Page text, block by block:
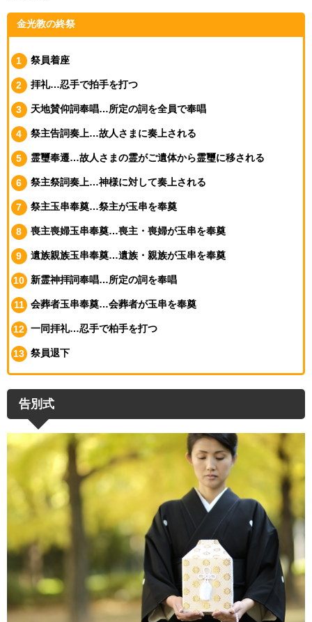
金光教の終祭
祭員着座
拝礼…忍手で拍手を打つ
天地賛仰詞奉唱…所定の詞を全員で奉唱
祭主告詞奏上…故人さまに奏上される
霊璽奉遷…故人さまの霊がご遺体から霊璽に移される
祭主祭詞奏上…神様に対して奏上される
祭主玉串奉奠…祭主が玉串を奉奠
喪主喪婦玉串奉奠…喪主・喪婦が玉串を奉奠
遺族親族玉串奉奠…遺族・親族が玉串を奉奠
新霊神拝詞奉唱…所定の詞を奉唱
会葬者玉串奉奠…会葬者が玉串を奉奠
一同拝礼…忍手で柏手を打つ
祭員退下
告別式